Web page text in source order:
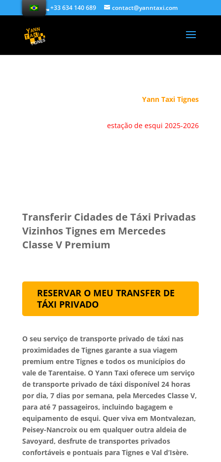
+33 634 140 689 contact@yanntaxi.com
Yann Taxi Tignes
estação de esqui 2025-2026
Transferir Cidades de Táxi Privadas
Vizinhos Tignes em Mercedes
Classe V Premium
RESERVAR O MEU TRANSFER DE
TÁXI PRIVADO
O seu serviço de transporte privado de táxi nas
proximidades de Tignes garante a sua viagem
premium entre Tignes e todos os municípios do
vale de Tarentaise. O Yann Taxi oferece um serviço
de transporte privado de táxi disponível 24 horas
por dia, 7 dias por semana, pela Mercedes Classe V,
para até 7 passageiros, incluindo bagagem e
equipamento de esqui. Quer viva em Montvalezan,
Peisey-Nancroix ou em qualquer outra aldeia de
Savoyard, desfrute de transportes privados
confortáveis e pontuais para Tignes e Val d’Isère.